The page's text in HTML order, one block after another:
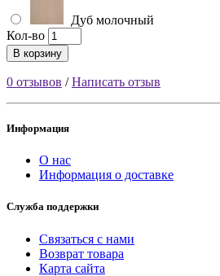
Дуб молочный
Кол-во
В корзину
0 отзывов /Написать отзыв
Информация
О нас
Информация о доставке
Служба поддержки
Связаться с нами
Возврат товара
Карта сайта